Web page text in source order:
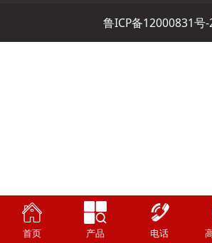
鲁ICP备12000831号-
首页 产品 电话